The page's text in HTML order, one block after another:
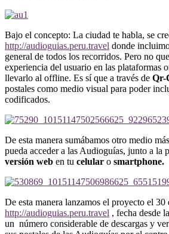
Bajo el concepto: La ciudad te habla, se
http://audioguias.peru.travel donde
general de todos los recorridos. Pero no
experiencia del usuario en las plataformas
llevarlo al offline. Es sí que a través de Qr-
postales como medio visual para poder
codificados.
De esta manera sumábamos otro medio
pueda acceder a las Audioguías, junto a la
versión web en tu celular o smartphone.
De esta manera lanzamos el proyecto el
http://audioguias.peru.travel , fecha desde
un número considerable de descargas y